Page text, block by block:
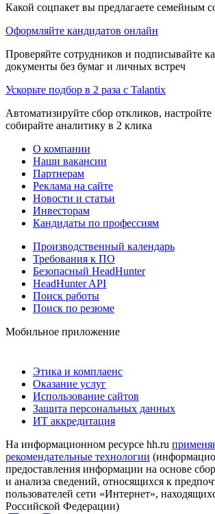
Какой соцпакет вы предлагаете семейным
Оформляйте кандидатов онлайн
Проверяйте сотрудников и подписывайте
документы без бумаг и личных встреч
Ускорьте подбор в 2 раза с Talantix
Автоматизируйте сбор откликов, настройте
собирайте аналитику в 2 клика
О компании
Наши вакансии
Партнерам
Реклама на сайте
Новости и статьи
Инвесторам
Кандидаты по профессиям
Производственный календарь
Требования к ПО
Безопасный HeadHunter
HeadHunter API
Поиск работы
Поиск по резюме
Мобильное приложение
Этика и комплаенс
Оказание услуг
Использование сайтов
Защита персональных данных
ИТ аккредитация
На информационном ресурсе hh.ru
рекомендательные технологии
предоставления информации на основе
и анализа сведений, относящихся к
пользователей сети «Интернет»,
Российской Федерации)